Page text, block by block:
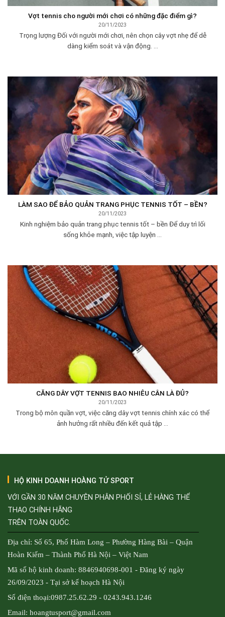
Vợt tennis cho người mới chơi có những đặc điểm gì?
20/11/2023
Trọng lượng Đối với người mới chơi, nên chọn cây vợt nhẹ để dễ
dàng kiểm soát và vận động. ...
LÀM SAO ĐỂ BẢO QUẢN TRANG PHỤC TENNIS TỐT – BỀN?
20/11/2023
Kinh nghiệm bảo quản trang phục tennis tốt – bền Để duy trì lối
sống khỏe mạnh, việc tập luyện ...
CĂNG DÂY VỢT TENNIS BAO NHIÊU CÂN LÀ ĐỦ?
20/11/2023
Trong bộ môn quần vợt, việc căng dây vợt tennis chính xác có thể
ảnh hưởng rất nhiều đến kết quả tập ...
HỘ KINH DOANH HOÀNG TỬ SPORT
VỚI GẦN 30 NĂM CHUYÊN PHÂN PHỐI SỈ, LẺ HÀNG THỂ
THAO CHÍNH HÃNG
TRÊN TOÀN QUỐC.
Địa chỉ: Số 65, Phố Hàm Long – Phường Hàng Bài – Quận
Hoàn Kiếm – Thành Phố Hà Nội – Việt Nam
Mã số hộ kinh doanh: 8846940698-001 - Đăng ký ngày
26/09/2023 - Tại sở kế hoạch Hà Nội
Số điện thoại:0987.25.62.29 - 0243.943.1246
Email: hoangtusport@gmail.com